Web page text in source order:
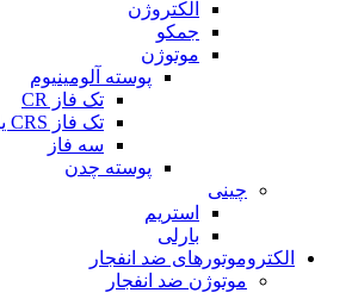
الکتروژن
جمکو
موتوژن
پوسته آلومینیوم
تک فاز CR
تک فاز CRS یا کلاچ دار
سه فاز
پوسته چدن
چینی
استریم
بارلی
الکتروموتورهای ضد انفجار
موتوژن ضد انفجار